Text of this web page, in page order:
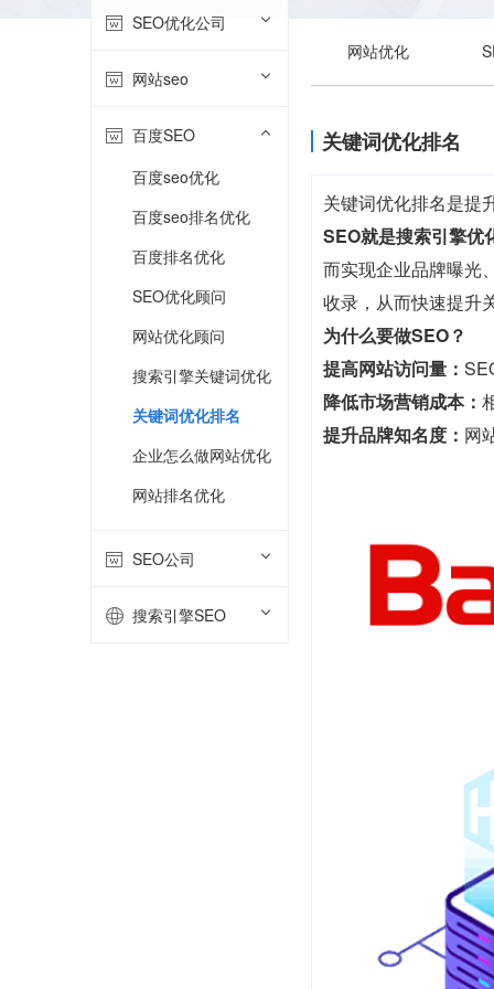
SEO优化公司
网站seo
百度SEO
百度seo优化
百度seo排名优化
百度排名优化
SEO优化顾问
网站优化顾问
搜索引擎关键词优化
关键词优化排名
企业怎么做网站优化
网站排名优化
SEO公司
搜索引擎SEO
网站优化
关键词优化排名
关键词优化排名是提
SEO就是搜索引擎优
而实现企业品牌曝光
收录，从而快速提升
为什么要做SEO？
提高网站访问量：
降低市场营销成本：
提升品牌知名度： 网